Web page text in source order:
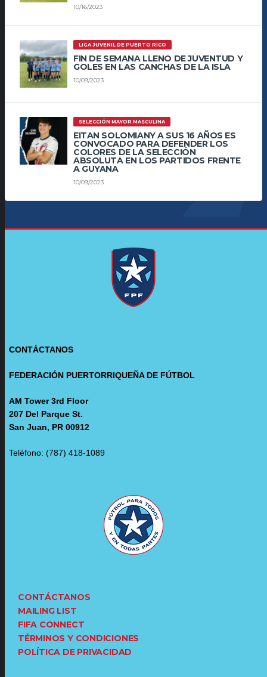
10/16/2023
LIGA JUVENIL DE PUERTO RICO
FIN DE SEMANA LLENO DE JUVENTUD Y
GOLES EN LAS CANCHAS DE LA ISLA
10/09/2023
SELECCIÓN MAYOR MASCULINA
EITAN SOLOMIANY A SUS 16 AÑOS ES
CONVOCADO PARA DEFENDER LOS
COLORES DE LA SELECCIÓN
ABSOLUTA EN LOS PARTIDOS FRENTE
A GUYANA
10/09/2023
CONTÁCTANOS
FEDERACIÓN PUERTORRIQUEÑA DE FÚTBOL
AM Tower 3rd Floor
207 Del Parque St.
San Juan, PR 00912
Teléfono: (787) 418-1089
CONTÁCTANOS
MAILING LIST
FIFA CONNECT
TÉRMINOS Y CONDICIONES
POLÍTICA DE PRIVACIDAD